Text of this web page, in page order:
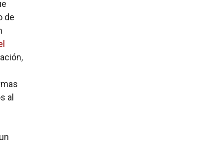
de
al